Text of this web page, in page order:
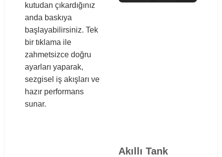
kutudan çıkardığınız
anda baskıya
başlayabilirsiniz. Tek
bir tıklama ile
zahmetsizce doğru
ayarları yaparak,
sezgisel iş akışları ve
hazır performans
sunar.
Akıllı Tank